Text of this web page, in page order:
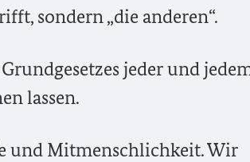
sondern „die anderen“.
jeder und
lassen.
und Mitmenschlichkeit. Wir